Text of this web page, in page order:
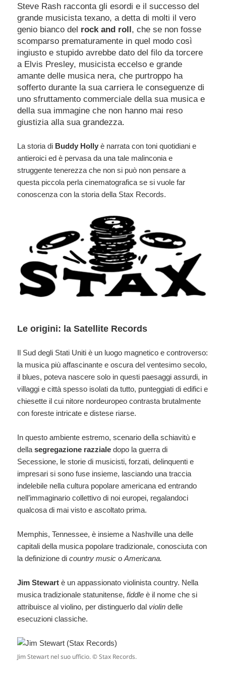
Steve Rash racconta gli esordi e il successo del
grande musicista texano, a detta di molti il vero
genio bianco del rock and roll, che se non fosse
scomparso prematuramente in quel modo così
ingiusto e stupido avrebbe dato del filo da torcere
a Elvis Presley, musicista eccelso e grande
amante delle musica nera, che purtroppo ha
sofferto durante la sua carriera le conseguenze di
uno sfruttamento commerciale della sua musica e
della sua immagine che non hanno mai reso
giustizia alla sua grandezza.
La storia di Buddy Holly è narrata con toni quotidiani e
antieroici ed è pervasa da una tale malinconia e
struggente tenerezza che non si può non pensare a
questa piccola perla cinematografica se si vuole far
conoscenza con la storia della Stax Records.
Le origini: la Satellite Records
Il Sud degli Stati Uniti è un luogo magnetico e controverso:
la musica più affascinante e oscura del ventesimo secolo,
il blues, poteva nascere solo in questi paesaggi assurdi, in
villaggi e città spesso isolati da tutto, punteggiati di edifici e
chiesette il cui nitore nordeuropeo contrasta brutalmente
con foreste intricate e distese riarse.
In questo ambiente estremo, scenario della schiavitù e
dellasegregazione razziale dopo la guerra di
Secessione, le storie di musicisti, forzati, delinquenti e
impresari si sono fuse insieme, lasciando una traccia
indelebile nella cultura popolare americana ed entrando
nell’immaginario collettivo di noi europei, regalandoci
qualcosa di mai visto e ascoltato prima.
Memphis, Tennessee, è insieme a Nashville una delle
capitali della musica popolare tradizionale, conosciuta con
la definizione dicountry musicoAmericana.
Jim Stewart è un appassionato violinista country. Nella
musica tradizionale statunitense,fiddle è il nome che si
attribuisce al violino, per distinguerlo dal violin delle
esecuzioni classiche.
Jim Stewart nel suo ufficio. © Stax Records.